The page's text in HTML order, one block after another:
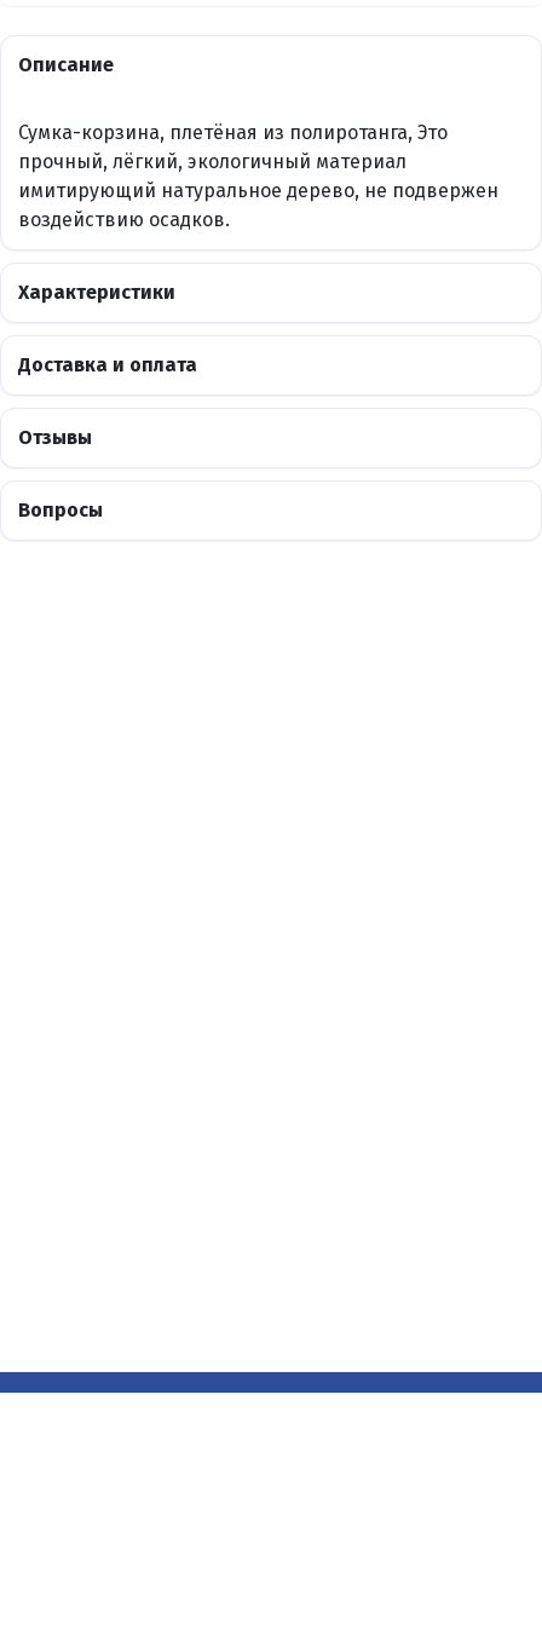
Описание
Сумка-корзина, плетёная из полиротанга, Это
прочный, лёгкий, экологичный материал
имитирующий натуральное дерево, не подвержен
воздействию осадков.
Характеристики
Доставка и оплата
Отзывы
Вопросы